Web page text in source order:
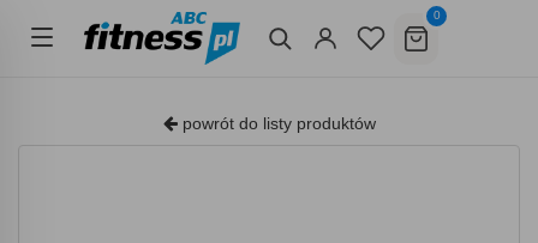
0
powrót do listy produktów